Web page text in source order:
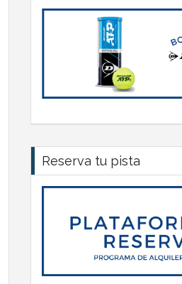
Reserva tu pista